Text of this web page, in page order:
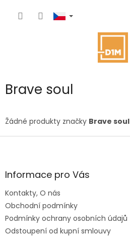
Brave soul
Žádné produkty značky Brave soul
Z
aInformace pro Vás
Kontakty, O nás
Obchodní podmínky
Podmínky ochrany osobních údajů
Odstoupení od kupní smlouvy